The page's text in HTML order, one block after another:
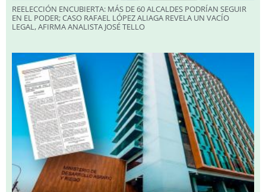
REELECCIÓN ENCUBIERTA: MÁS DE 60 ALCALDES PODRÍAN SEGUIR
EN EL PODER; CASO RAFAEL LÓPEZ ALIAGA REVELA UN VACÍO
LEGAL, AFIRMA ANALISTA JOSÉ TELLO